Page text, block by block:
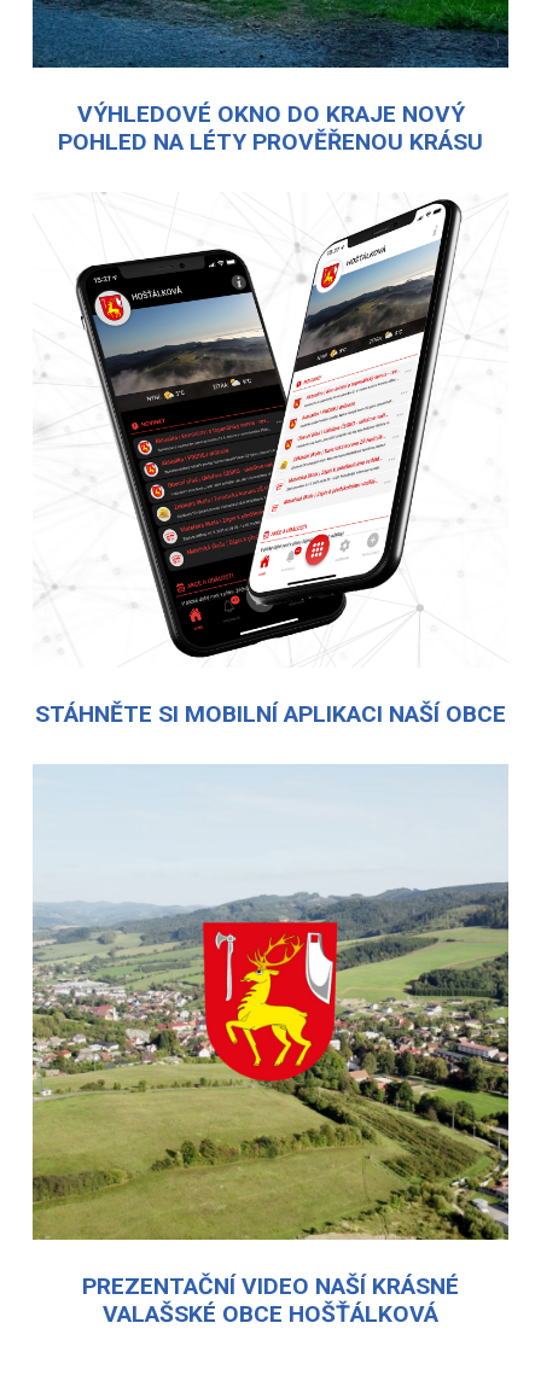
VÝHLEDOVÉ OKNO DO KRAJE NOVÝ
POHLED NA LÉTY PROVĚŘENOU KRÁSU
STÁHNĚTE SI MOBILNÍ APLIKACI NAŠÍ OBCE
PREZENTAČNÍ VIDEO NAŠÍ KRÁSNÉ
VALAŠSKÉ OBCE HOŠŤÁLKOVÁ